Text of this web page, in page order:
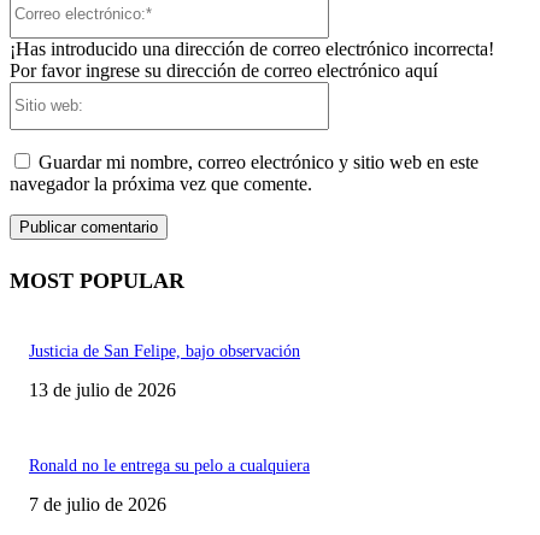
¡Has introducido una dirección de correo electrónico incorrecta!
Por favor ingrese su dirección de correo electrónico aquí
Guardar mi nombre, correo electrónico y sitio web en este
navegador la próxima vez que comente.
MOST POPULAR
Justicia de San Felipe, bajo observación
13 de julio de 2026
Ronald no le entrega su pelo a cualquiera
7 de julio de 2026